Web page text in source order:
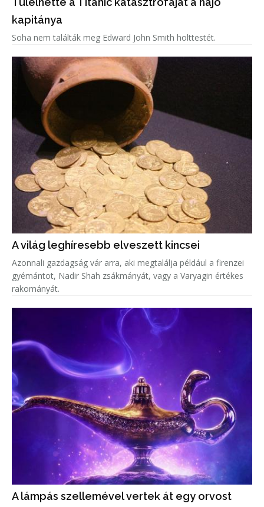
kapitánya
Soha nem találták meg Edward John Smith holttestét.
A világ leghíresebb elveszett kincsei
Azonnali gazdagság vár arra, aki megtalálja például a firenzei
gyémántot, Nadir Shah zsákmányát, vagy a Varyagin értékes
rakományát.
A lámpás szellemével vertek át egy orvost